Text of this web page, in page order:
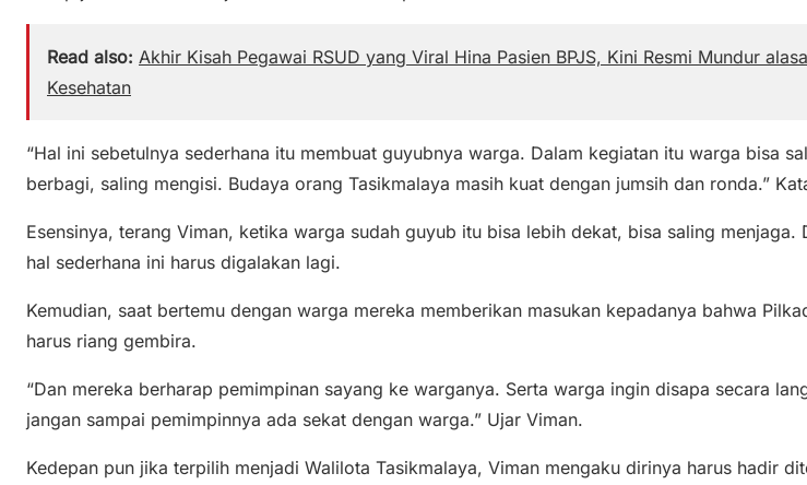
Read also: Akhir Kisah Pegawai RSUD yang Viral Hina Pasien BPJS, Kini Resmi Mundur
Kesehatan
“Hal ini sebetulnya sederhana itu membuat guyubnya warga. Dalam kegiatan itu warga bisa
berbagi, saling mengisi. Budaya orang Tasikmalaya masih kuat dengan jumsih dan ronda.”
Esensinya, terang Viman, ketika warga sudah guyub itu bisa lebih dekat, bisa saling menjaga.
hal sederhana ini harus digalakan lagi.
Kemudian, saat bertemu dengan warga mereka memberikan masukan kepadanya bahwa
harus riang gembira.
“Dan mereka berharap pemimpinan sayang ke warganya. Serta warga ingin disapa secara
jangan sampai pemimpinnya ada sekat dengan warga.” Ujar Viman.
Kedepan pun jika terpilih menjadi Walilota Tasikmalaya, Viman mengaku dirinya harus hadir